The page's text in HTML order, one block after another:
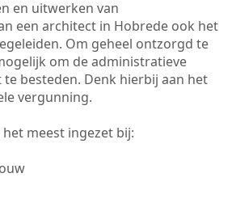
en uitwerken van
een architect in Hobrede ook het
Om geheel ontzorgd te
om de administratieve
besteden. Denk hierbij aan het
vergunning.
meest ingezet bij: